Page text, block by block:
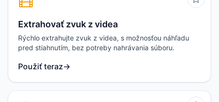
Extrahovať zvuk z videa
Rýchlo extrahujte zvuk z videa, s možnosťou náhľadu
pred stiahnutím, bez potreby nahrávania súboru.
Použiť teraz→